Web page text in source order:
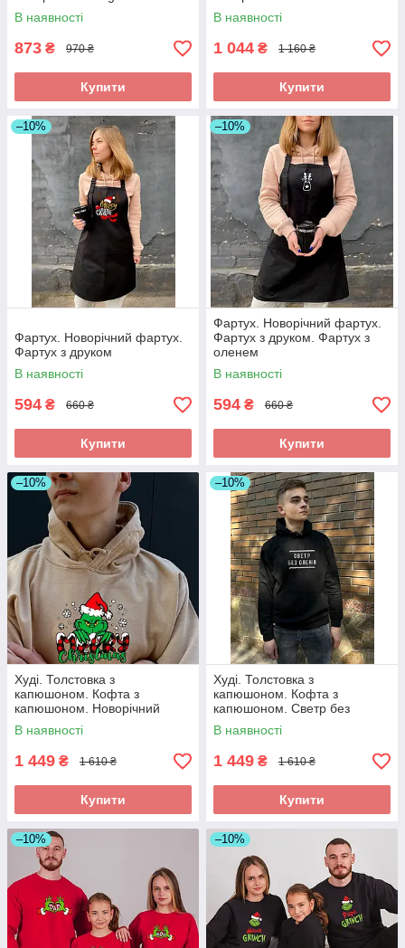
В наявності
873 ₴ 970 ₴
Купити
В наявності
1 044 ₴ 1 160 ₴
Купити
–10%
Фартух. Новорічний фартух.
Фартух з друком
В наявності
594 ₴ 660 ₴
Купити
–10%
Фартух. Новорічний фартух.
Фартух з друком. Фартух з
оленем
В наявності
594 ₴ 660 ₴
Купити
–10%
Худі. Толстовка з
капюшоном. Кофта з
капюшоном. Новорічний
принт. Грінч
В наявності
1 449 ₴ 1 610 ₴
Купити
–10%
Худі. Толстовка з
капюшоном. Кофта з
капюшоном. Светр без
оленів
В наявності
1 449 ₴ 1 610 ₴
Купити
–10% –10%